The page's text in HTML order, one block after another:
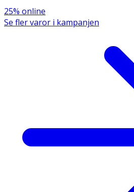
30 Alkyl Acrylate Crosspolymer,
Hydroxide, Polysorbate 60,
Phosphate, Butylene Glycol,
25% online
Se fler varor i kampanjen